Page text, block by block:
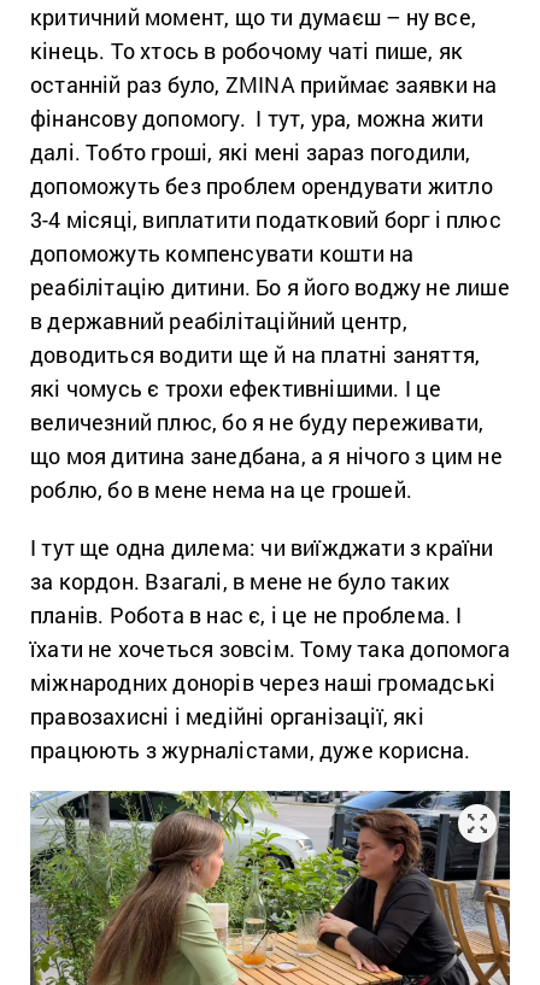
критичний момент, що ти думаєш – ну все,
кінець. То хтось в робочому чаті пише, як
останній раз було, ZMINA приймає заявки на
фінансову допомогу. І тут, ура, можна жити
далі. Тобто гроші, які мені зараз погодили,
допоможуть без проблем орендувати житло
3-4 місяці, виплатити податковий борг і плюс
допоможуть компенсувати кошти на
реабілітацію дитини. Бо я його воджу не лише
в державний реабілітаційний центр,
доводиться водити ще й на платні заняття,
які чомусь є трохи ефективнішими. І це
величезний плюс, бо я не буду переживати,
що моя дитина занедбана, а я нічого з цим не
роблю, бо в мене нема на це грошей.
І тут ще одна дилема: чи виїжджати з країни
за кордон. Взагалі, в мене не було таких
планів. Робота в нас є, і це не проблема. І
їхати не хочеться зовсім. Тому така допомога
міжнародних донорів через наші громадські
правозахисні і медійні організації, які
працюють з журналістами, дуже корисна.